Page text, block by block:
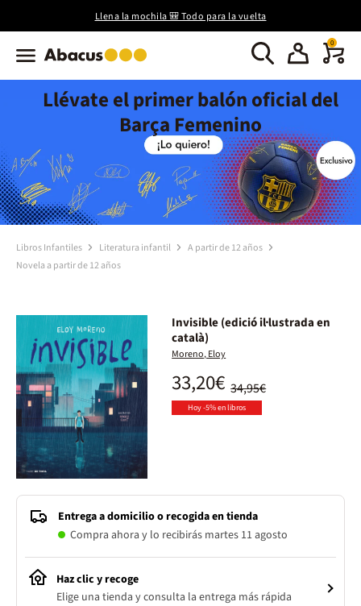
Llena la mochila 🎒 Todo para la vuelta
0
Llévate el primer balón oficial del
Barça Femenino
Libros Infantiles Literatura infantil
A partir de 12 años
Novela a partir de 12 años
Invisible (edició il·lustrada en
català)
Moreno, Eloy
34,95€
33,20€
Hoy -5% en libros
Entrega a domicilio o recogida en tienda
Compra ahora y lo recibirás martes 11 agosto
Haz clic y recoge
Elige una tienda y consulta la entrega más rápida